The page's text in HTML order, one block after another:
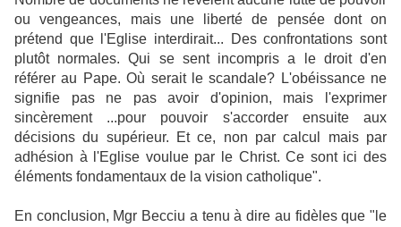
ou vengeances, mais une liberté de pensée dont on
prétend que l'Eglise interdirait... Des confrontations sont
plutôt normales. Qui se sent incompris a le droit d'en
référer au Pape. Où serait le scandale? L'obéissance ne
signifie pas ne pas avoir d'opinion, mais l'exprimer
sincèrement ...pour pouvoir s'accorder ensuite aux
décisions du supérieur. Et ce, non par calcul mais par
adhésion à l'Eglise voulue par le Christ. Ce sont ici des
éléments fondamentaux de la vision catholique".
En conclusion, Mgr Becciu a tenu à dire au fidèles que "le